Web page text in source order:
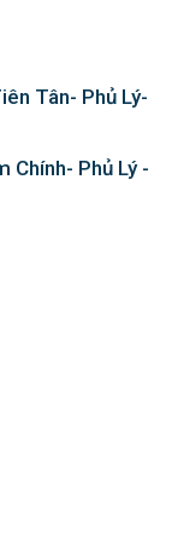
Tân- Phủ Lý-
Chính- Phủ Lý -